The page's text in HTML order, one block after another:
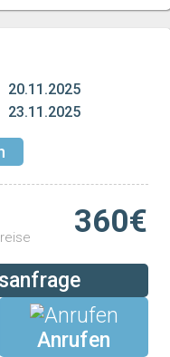
20.11.2025
23.11.2025
360€
Anrufen